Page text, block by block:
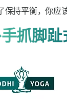
保持平衡，你应
抓脚趾